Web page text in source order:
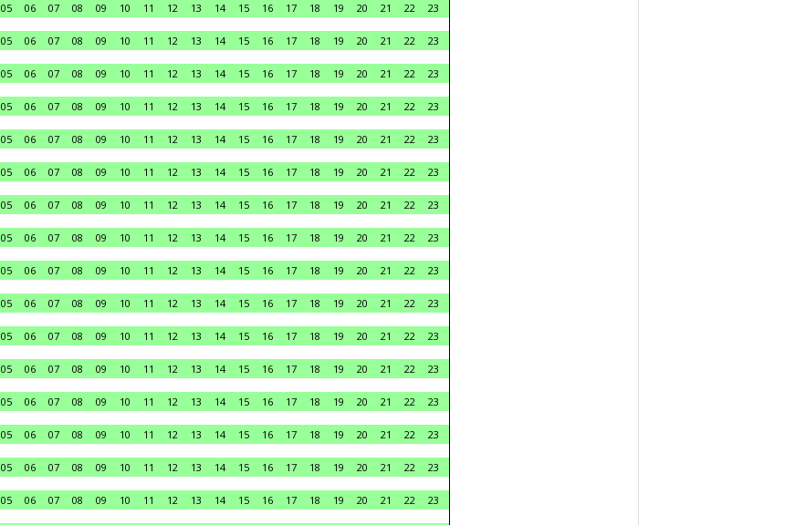
05 06 07 08 09 10 11 12 13 14 15 16 17 18 19 20 21 22
23
05 06 07 08 09 10 11 12 13 14 15 16 17 18 19 20 21 22
23
05 06 07 08 09 10 11 12 13 14 15 16 17 18 19 20 21 22
23
05 06 07 08 09 10 11 12 13 14 15 16 17 18 19 20 21 22
23
05 06 07 08 09 10 11 12 13 14 15 16 17 18 19 20 21 22
23
05 06 07 08 09 10 11 12 13 14 15 16 17 18 19 20 21 22
23
05 06 07 08 09 10 11 12 13 14 15 16 17 18 19 20 21 22
23
05 06 07 08 09 10 11 12 13 14 15 16 17 18 19 20 21 22
23
05 06 07 08 09 10 11 12 13 14 15 16 17 18 19 20 21 22
23
05 06 07 08 09 10 11 12 13 14 15 16 17 18 19 20 21 22
23
05 06 07 08 09 10 11 12 13 14 15 16 17 18 19 20 21 22
23
05 06 07 08 09 10 11 12 13 14 15 16 17 18 19 20 21 22
23
05 06 07 08 09 10 11 12 13 14 15 16 17 18 19 20 21 22
23
05 06 07 08 09 10 11 12 13 14 15 16 17 18 19 20 21 22
23
05 06 07 08 09 10 11 12 13 14 15 16 17 18 19 20 21 22
23
05 06 07 08 09 10 11 12 13 14 15 16 17 18 19 20 21 22
23